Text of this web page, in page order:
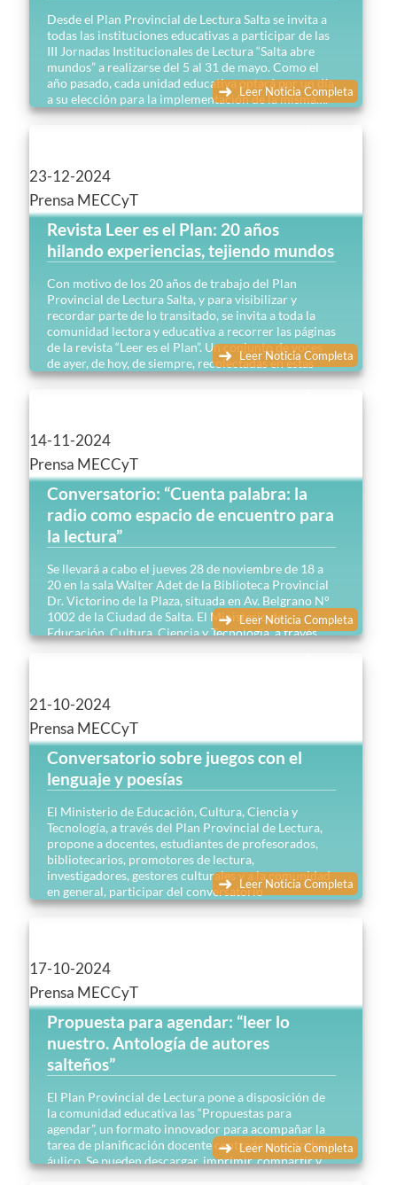
Desde el Plan Provincial de Lectura Salta se invita a
todas las instituciones educativas a participar de las
III Jornadas Institucionales de Lectura “Salta abre
mundos” a realizarse del 5 al 31 de mayo. Como el
año pasado, cada unidad educativa optará por un día
a su elección para la implementación de la misma….
Leer Noticia Completa
23-12-2024
Prensa MECCyT
Revista Leer es el Plan: 20 años
hilando experiencias, tejiendo mundos
Con motivo de los 20 años de trabajo del Plan
Provincial de Lectura Salta, y para visibilizar y
recordar parte de lo transitado, se invita a toda la
comunidad lectora y educativa a recorrer las páginas
de la revista “Leer es el Plan”. Un conjunto de voces
de ayer, de hoy, de siempre, recolectadas en estas
páginas para dar polifonía a toda una vida de
Leer Noticia Completa
14-11-2024
Prensa MECCyT
Conversatorio: “Cuenta palabra: la
radio como espacio de encuentro para
la lectura”
Se llevará a cabo el jueves 28 de noviembre de 18 a
20 en la sala Walter Adet de la Biblioteca Provincial
Dr. Victorino de la Plaza, situada en Av. Belgrano N°
1002 de la Ciudad de Salta. El Ministerio de
Educación, Cultura, Ciencia y Tecnología, a través
del Plan Provincial de lectura, invita a todos los
investigadores, gestores culturales y a la comunidad
en general a participar del conversatorio…
Leer Noticia Completa
21-10-2024
Prensa MECCyT
Conversatorio sobre juegos con el
lenguaje y poesías
El Ministerio de Educación, Cultura, Ciencia y
Tecnología, a través del Plan Provincial de Lectura,
propone a docentes, estudiantes de profesorados,
bibliotecarios, promotores de lectura,
investigadores, gestores culturales y a la comunidad
en general, participar del conversatorio
denominado: Desde la recóndita memoria: juegos
Leer Noticia Completa
17-10-2024
Prensa MECCyT
Propuesta para agendar: “leer lo
nuestro. Antología de autores
salteños”
El Plan Provincial de Lectura pone a disposición de
la comunidad educativa las “Propuestas para
agendar”, un formato innovador para acompañar la
tarea de planificación docente centrado en el trabajo
áulico. Se pueden descargar, imprimir, compartir y
agregar a la carpeta de planificación docente. Como
Leer Noticia Completa